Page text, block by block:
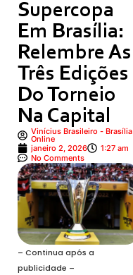
Supercopa
Em Brasília:
Relembre As
Três Edições
Do Torneio
Na Capital
Vinícius Brasileiro - Brasília
Online
janeiro 2, 2026
1:27 am
No Comments
– Continua após a
publicidade –